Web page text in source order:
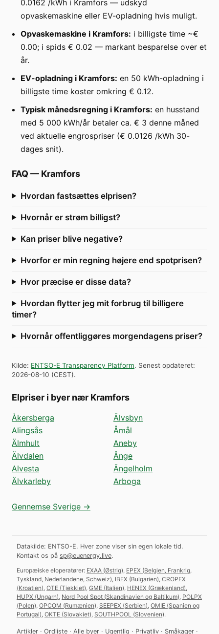
0.0162 /kWh i Kramfors — udskyd
opvaskemaskine eller EV-opladning hvis muligt.
Opvaskemaskine i Kramfors: i billigste time ~€
0.00; i spids € 0.02 — markant besparelse over et
år.
EV-opladning i Kramfors: en 50 kWh-opladning i
billigste time koster omkring € 0.12.
Typisk månedsregning i Kramfors: en husstand
med 5 000 kWh/år betaler ca. € 3 denne måned
ved aktuelle engrospriser (€ 0.0126 /kWh 30-
dages snit).
FAQ — Kramfors
Hvordan fastsættes elprisen?
Hvornår er strøm billigst?
Kan priser blive negative?
Hvorfor er min regning højere end spotprisen?
Hvor præcise er disse data?
Hvordan flytter jeg mit forbrug til billigere
timer?
Hvornår offentliggøres morgendagens priser?
Kilde: ENTSO-E Transparency Platform. Senest opdateret:
2026-08-10 (CEST).
Elpriser i byer nær Kramfors
Åkersberga
Alingsås
Älmhult
Älvdalen
Alvesta
Älvkarleby
Älvsbyn
Åmål
Aneby
Ånge
Ängelholm
Arboga
Gennemse Sverige →
Datakilde: ENTSO-E. Hver zone viser sin egen lokale tid.
Kontakt os på sp@euenergy.live.
Europæiske eloperatører: EXAA (Østrig) EPEX (Belgien, Frankrig,
Tyskland, Nederlandene, Schweiz) IBEX (Bulgarien) CROPEX
(Kroatien) OTE (Tjekkiet) GME (Italien) HENEX (Grækenland)
HUPX (Ungarn) Nord Pool Spot (Skandinavien og Baltikum) POLPX
(Polen) OPCOM (Rumænien) SEEPEX (Serbien) OMIE (Spanien og
Portugal) OKTE (Slovakiet) SOUTHPOOL (Slovenien).
Artikler · Ordliste · Alle byer · Ugentlig · Privatliv · Småkager ·